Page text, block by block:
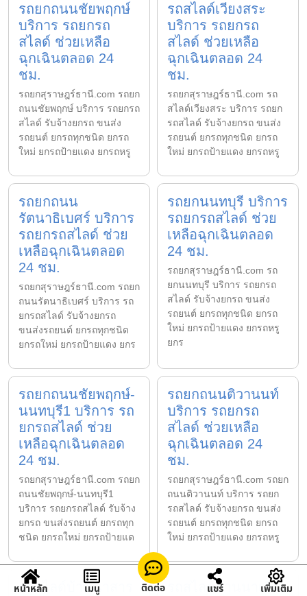
รถยกถนนชัยพฤกษ์
บริการ รถยกรถ
สไลด์ ช่วยเหลือ
ฉุกเฉินตลอด 24
ชม.
รถยกสุราษฎร์ธานี.com รถยก
ถนนชัยพฤกษ์ บริการ รถยกรถ
สไลด์ รับจ้างยกรถ ขนส่ง
รถยนต์ ยกรถทุกชนิด ยกรถ
ใหม่ ยกรถป้ายแดง ยกรถหรู
รถสไลด์เวียงสระ
บริการ รถยกรถ
สไลด์ ช่วยเหลือ
ฉุกเฉินตลอด 24
ชม.
รถยกสุราษฎร์ธานี.com รถ
สไลด์เวียงสระ บริการ รถยก
รถสไลด์ รับจ้างยกรถ ขนส่ง
รถยนต์ ยกรถทุกชนิด ยกรถ
ใหม่ ยกรถป้ายแดง ยกรถหรู
รถยกถนน
รัตนาธิเบศร์ บริการ
รถยกรถสไลด์ ช่วย
เหลือฉุกเฉินตลอด
24 ชม.
รถยกสุราษฎร์ธานี.com รถยก
ถนนรัตนาธิเบศร์ บริการ รถ
ยกรถสไลด์ รับจ้างยกรถ
ขนส่งรถยนต์ ยกรถทุกชนิด
ยกรถใหม่ ยกรถป้ายแดง ยกร
รถยกนนทบุรี บริการ
รถยกรถสไลด์ ช่วย
เหลือฉุกเฉินตลอด
24 ชม.
รถยกสุราษฎร์ธานี.com รถ
ยกนนทบุรี บริการ รถยกรถ
สไลด์ รับจ้างยกรถ ขนส่ง
รถยนต์ ยกรถทุกชนิด ยกรถ
ใหม่ ยกรถป้ายแดง ยกรถหรู
ยกร
รถยกถนนชัยพฤกษ์-
นนทบุรี1 บริการ รถ
ยกรถสไลด์ ช่วย
เหลือฉุกเฉินตลอด
24 ชม.
รถยกสุราษฎร์ธานี.com รถยก
ถนนชัยพฤกษ์-นนทบุรี1
บริการ รถยกรถสไลด์ รับจ้าง
ยกรถ ขนส่งรถยนต์ ยกรถทุก
ชนิด ยกรถใหม่ ยกรถป้ายแด
รถยกถนนติวานนท์
บริการ รถยกรถ
สไลด์ ช่วยเหลือ
ฉุกเฉินตลอด 24
ชม.
รถยกสุราษฎร์ธานี.com รถยก
ถนนติวานนท์ บริการ รถยก
รถสไลด์ รับจ้างยกรถ ขนส่ง
รถยนต์ ยกรถทุกชนิด ยกรถ
ใหม่ ยกรถป้ายแดง ยกรถหรู
รถสไลด์บ้านนาสาร
รถสไลด์บ้านนาเดิม
หน้าหลัก เมนู ติดต่อ แชร์ เพิ่มเติม